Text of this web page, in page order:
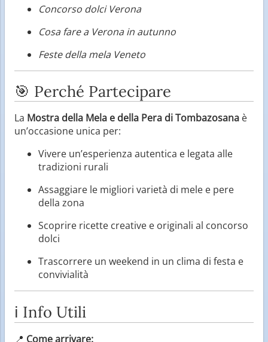
Concorso dolci Verona
Cosa fare a Verona in autunno
Feste della mela Veneto
🎯 Perché Partecipare
La Mostra della Mela e della Pera di Tombazosana è
un’occasione unica per:
Vivere un’esperienza autentica e legata alle
tradizioni rurali
Assaggiare le migliori varietà di mele e pere
della zona
Scoprire ricette creative e originali al concorso
dolci
Trascorrere un weekend in un clima di festa e
convivialità
ℹ️ Info Utili
📍 Come arrivare: